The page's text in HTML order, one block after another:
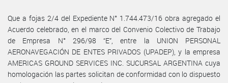
Que a fojas 2/4 del Expediente N° 1.744.473/16 obra agregado el
Acuerdo celebrado, en el marco del Convenio Colectivo de Trabajo
de Empresa N° 296/98 “E”, entre la UNION PERSONAL
AERONAVEGACIÓN DE ENTES PRIVADOS (UPADEP), y la empresa
AMERICAS GROUND SERVICES INC. SUCURSAL ARGENTINA cuya
homologación las partes solicitan de conformidad con lo dispuesto